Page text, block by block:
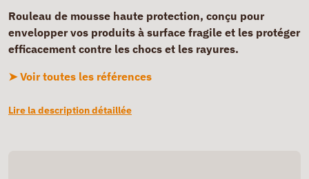
Rouleau de mousse haute protection, conçu pour
envelopper vos produits à surface fragile et les protéger
efficacement contre les chocs et les rayures.
➤ Voir toutes les références
Lire la description détaillée